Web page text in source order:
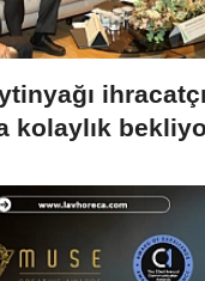
kolaylık